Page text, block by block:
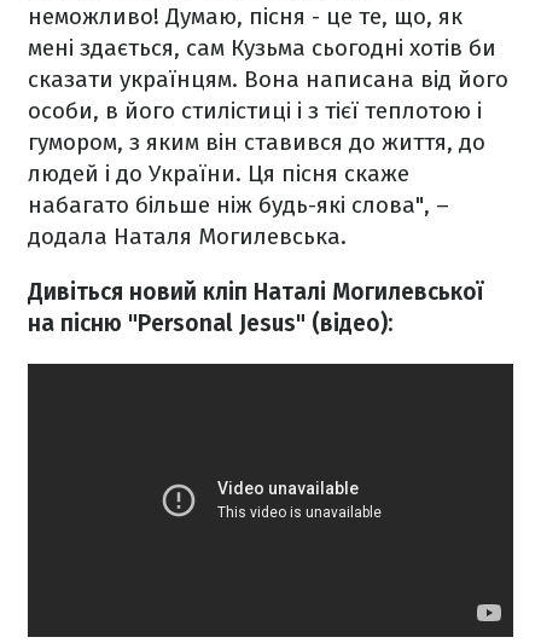
неможливо! Думаю, пісня - це те, що, як
мені здається, сам Кузьма сьогодні хотів би
сказати українцям. Вона написана від його
особи, в його стилістиці і з тієї теплотою і
гумором, з яким він ставився до життя, до
людей і до України. Ця пісня скаже
набагато більше ніж будь-які слова", –
додала Наталя Могилевська.
Дивіться новий кліп Наталі Могилевської
на пісню "Personal Jesus" (відео):